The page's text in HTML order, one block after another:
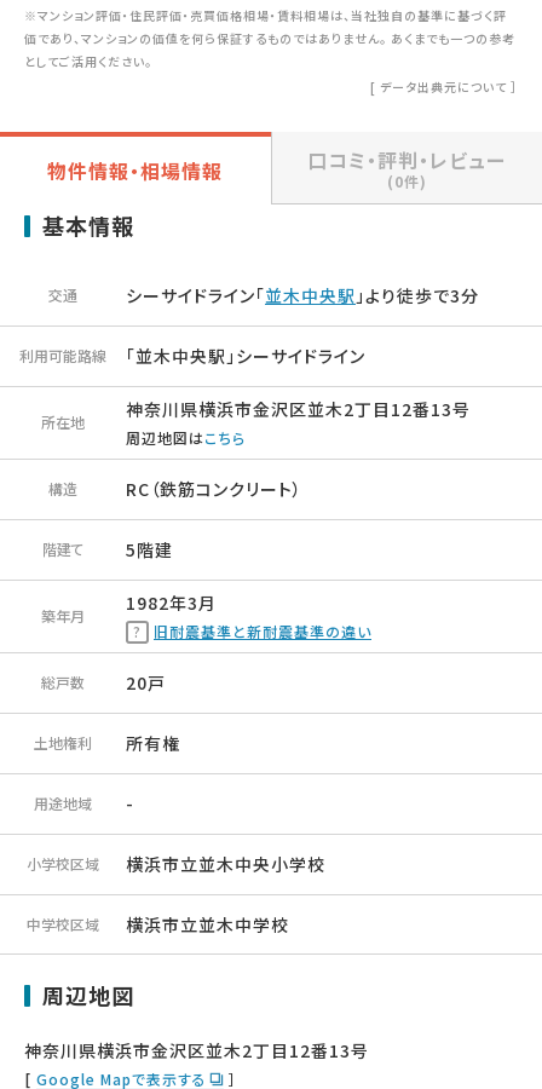
※マンション評価・住民評価・売買価格相場・賃料相場は、当社独自の基準に基づく評
価であり、マンションの価値を何ら保証するものではありません。 あくまでも一つの参考
としてご活用ください。
[ データ出典元について ］
物件情報・相場情報 口コミ・評判・レビュー
(0件)
基本情報
交通 シーサイドライン「並木中央駅 」より徒歩で3分
利用可能路線 「並木中央駅」シーサイドライン
所在地
神奈川県横浜市金沢区並木2丁目12番13号
周辺地図はこちら
構造 RC（鉄筋コンクリート）
階建て 5階建
築年月
1982年3月
旧耐震基準と新耐震基準の違い
総戸数 20戸
土地権利 所有権
用途地域 -
小学校区域 横浜市立並木中央小学校
中学校区域 横浜市立並木中学校
周辺地図
神奈川県横浜市金沢区並木2丁目12番13号
[ Google Mapで表示する ］